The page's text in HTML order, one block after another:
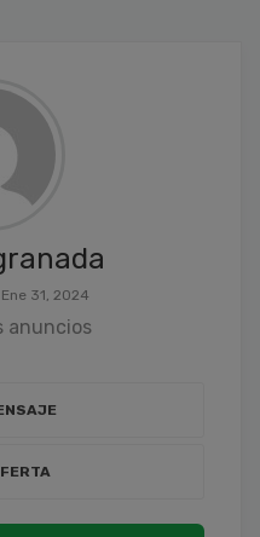
31, 2024
anuncios